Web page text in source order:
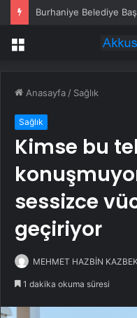
Menü
Anasayfa / Sağlık
Sağlık
Kimse bu
sessizce
geçiriyor
MEHMET HAZBİN
1 dakika okuma süresi